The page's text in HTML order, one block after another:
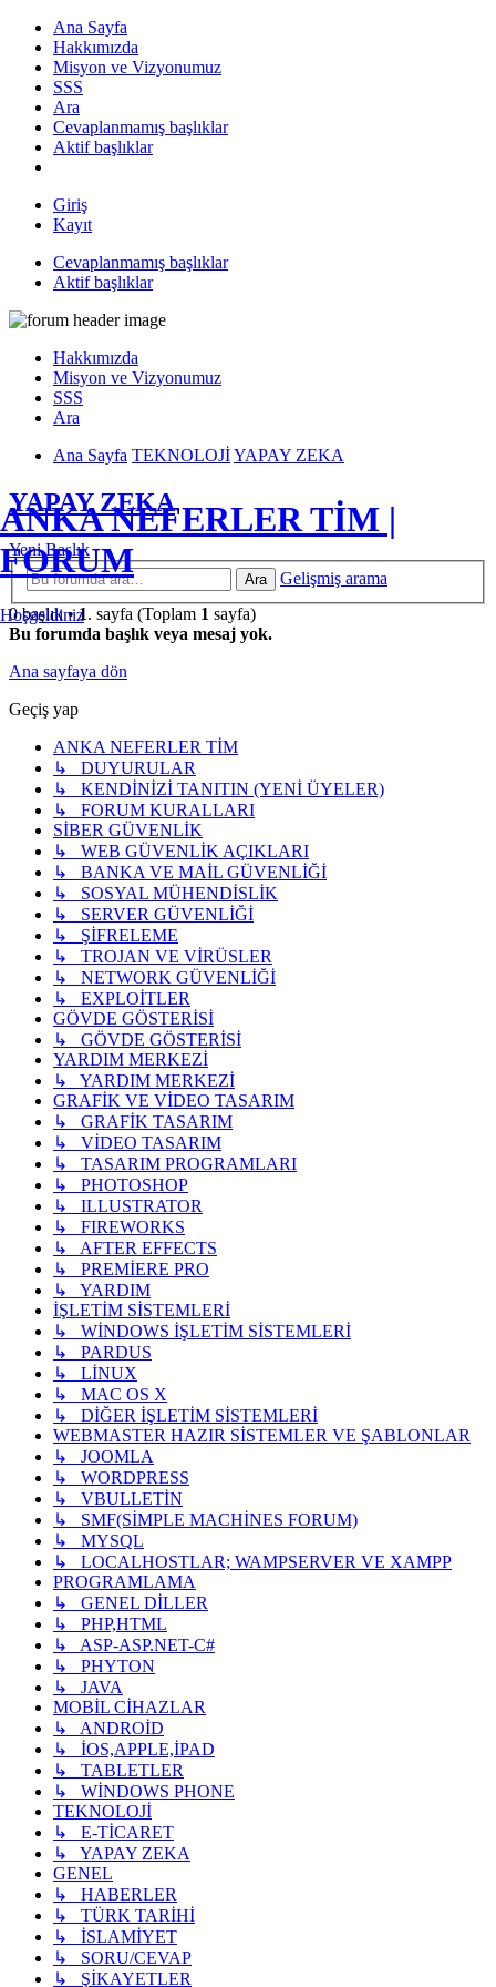
Ana Sayfa
Hakkımızda
Misyon ve Vizyonumuz
SSS
Ara
Cevaplanmamış başlıklar
Aktif başlıklar
Giriş
Kayıt
Cevaplanmamış başlıklar
Aktif başlıklar
ANKA NEFERLER TİM |
FORUM
Hoşgeldiniz
Hakkımızda
Misyon ve Vizyonumuz
SSS
Ara
Ana Sayfa TEKNOLOJİYAPAY ZEKA
YAPAY ZEKA
Yeni Başlık
Ara
Gelişmiş arama
0 başlık •1. sayfa (Toplam 1 sayfa)
Bu forumda başlık veya mesaj yok.
Ana sayfaya dön
Geçiş yap
ANKA NEFERLER TİM
↳ DUYURULAR
↳ KENDİNİZİ TANITIN (YENİ ÜYELER)
↳ FORUM KURALLARI
SİBER GÜVENLİK
↳ WEB GÜVENLİK AÇIKLARI
↳ BANKA VE MAİL GÜVENLİĞİ
↳ SOSYAL MÜHENDİSLİK
↳ SERVER GÜVENLİĞİ
↳ ŞİFRELEME
↳ TROJAN VE VİRÜSLER
↳ NETWORK GÜVENLİĞİ
↳ EXPLOİTLER
GÖVDE GÖSTERİSİ
↳ GÖVDE GÖSTERİSİ
YARDIM MERKEZİ
↳ YARDIM MERKEZİ
GRAFİK VE VİDEO TASARIM
↳ GRAFİK TASARIM
↳ VİDEO TASARIM
↳ TASARIM PROGRAMLARI
↳ PHOTOSHOP
↳ ILLUSTRATOR
↳ FIREWORKS
↳ AFTER EFFECTS
↳ PREMİERE PRO
↳ YARDIM
İŞLETİM SİSTEMLERİ
↳ WİNDOWS İŞLETİM SİSTEMLERİ
↳ PARDUS
↳ LİNUX
↳ MAC OS X
↳ DİĞER İŞLETİM SİSTEMLERİ
WEBMASTER HAZIR SİSTEMLER VE ŞABLONLAR
↳ JOOMLA
↳ WORDPRESS
↳ VBULLETİN
↳ SMF(SİMPLE MACHİNES FORUM)
↳ MYSQL
↳ LOCALHOSTLAR; WAMPSERVER VE XAMPP
PROGRAMLAMA
↳ GENEL DİLLER
↳ PHP,HTML
↳ ASP-ASP.NET-C#
↳ PHYTON
↳ JAVA
MOBİL CİHAZLAR
↳ ANDROİD
↳ İOS,APPLE,İPAD
↳ TABLETLER
↳ WİNDOWS PHONE
TEKNOLOJİ
↳ E-TİCARET
↳ YAPAY ZEKA
GENEL
↳ HABERLER
↳ TÜRK TARİHİ
↳ İSLAMİYET
↳ SORU/CEVAP
↳ ŞİKAYETLER